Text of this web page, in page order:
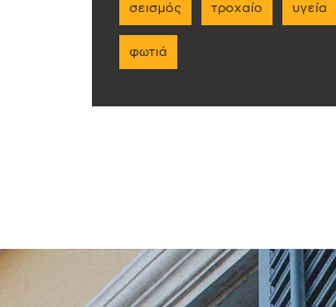
σεισμός τροχαίο υγεία
φωτιά